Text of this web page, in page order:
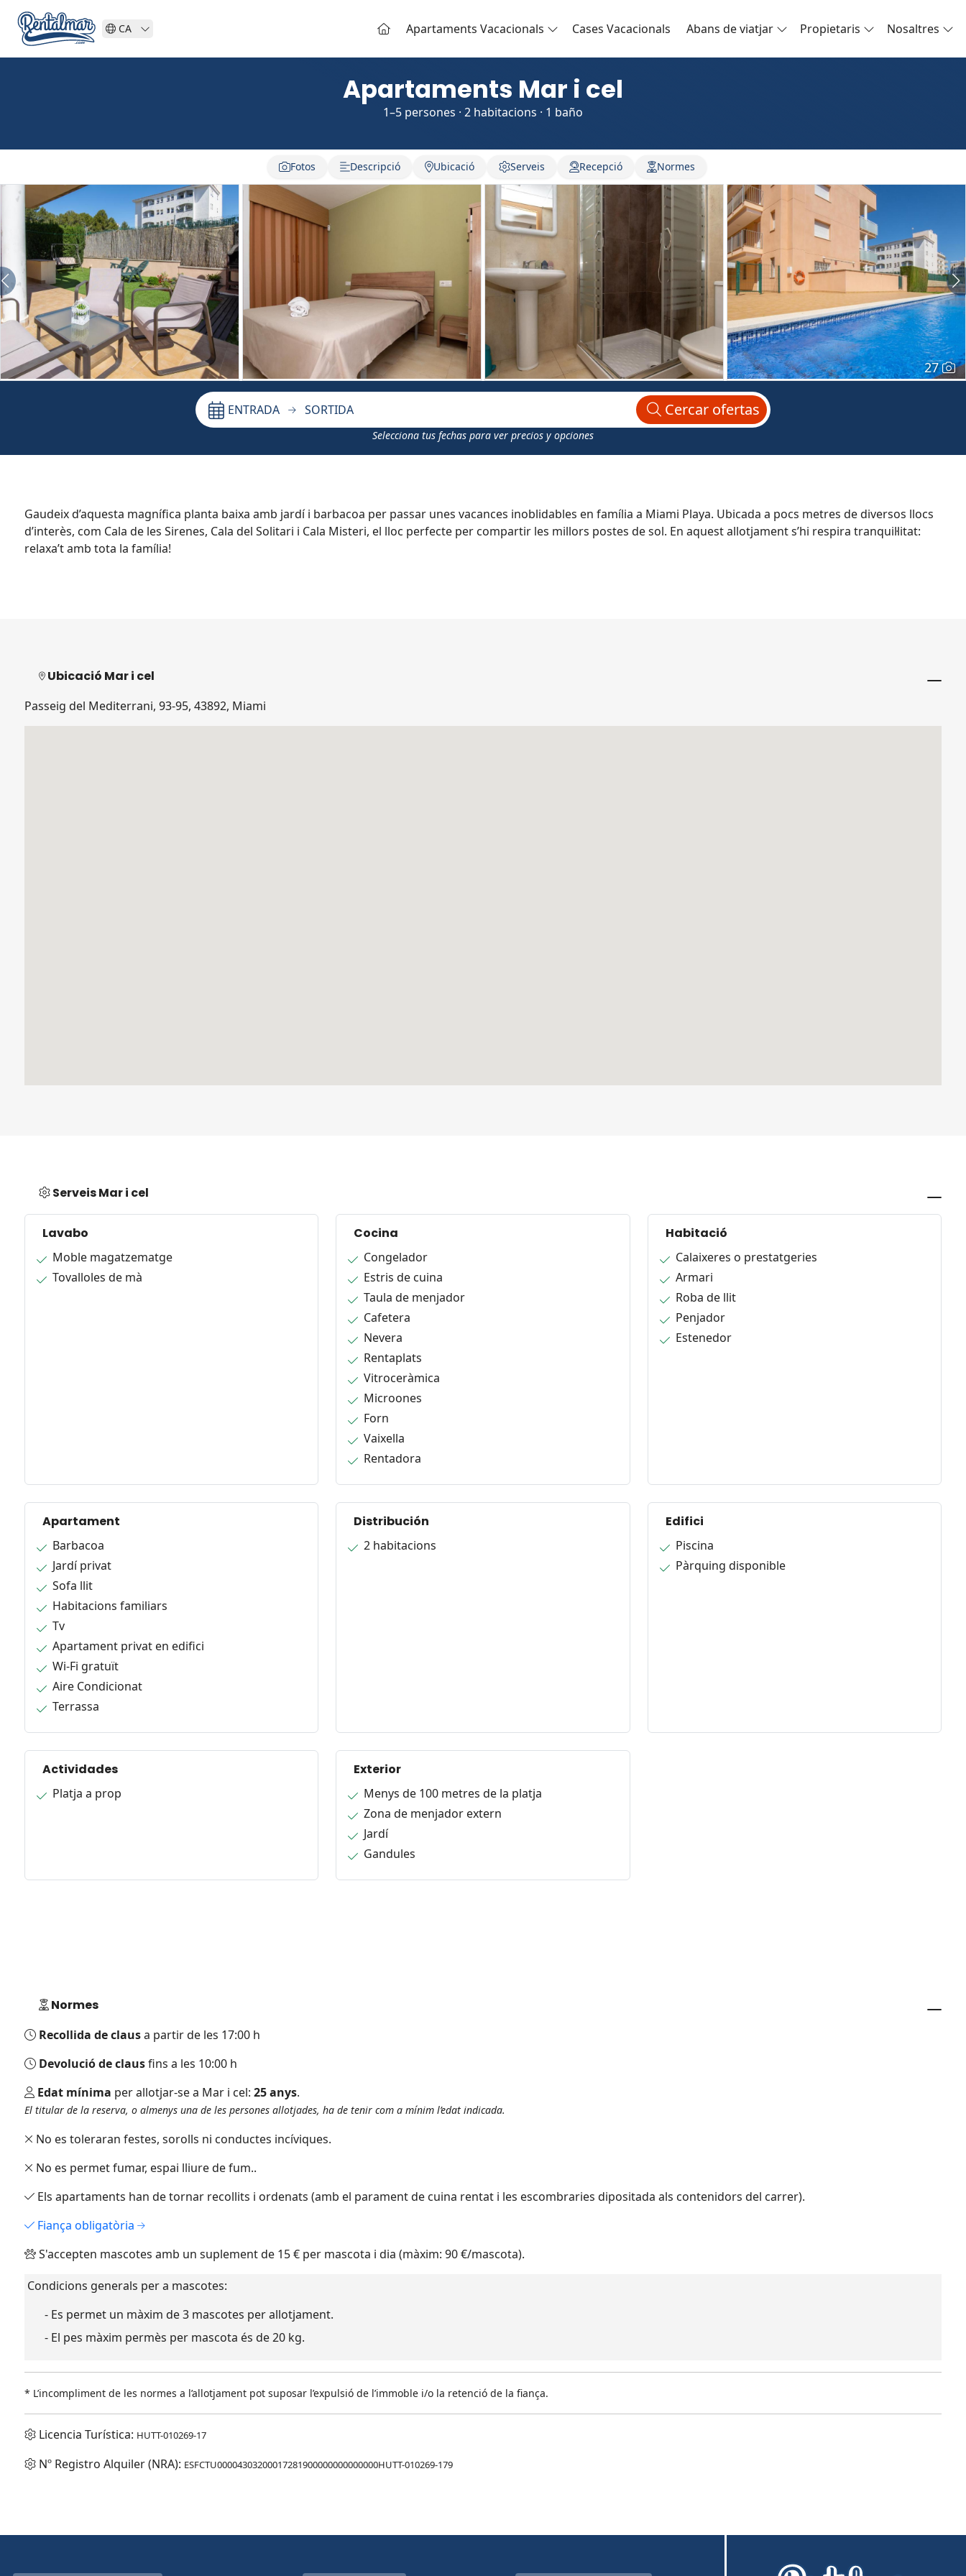
CA Apartaments Vacacionals Cases Vacacionals Abans de viatjar Propietaris Nosaltres
Apartaments Mar i cel
1–5 persones · 2 habitacions · 1 baño
Fotos Descripció Ubicació Serveis Recepció Normes
27
ENTRADA SORTIDA Cercar ofertas
Selecciona tus fechas para ver precios y opciones
Gaudeix d’aquesta magnífica planta baixa amb jardí i barbacoa per passar unes vacances inoblidables en família a Miami Playa. Ubicada a pocs metres de diversos llocs
d’interès, com Cala de les Sirenes, Cala del Solitari i Cala Misteri, el lloc perfecte per compartir les millors postes de sol. En aquest allotjament s’hi respira tranquil·litat:
relaxa’t amb tota la família!
Ubicació Mar i cel
Passeig del Mediterrani, 93-95, 43892, Miami
Serveis Mar i cel
Lavabo
Moble magatzematge
Tovalloles de mà
Cocina
Congelador
Estris de cuina
Taula de menjador
Cafetera
Nevera
Rentaplats
Vitroceràmica
Microones
Forn
Vaixella
Rentadora
Habitació
Calaixeres o prestatgeries
Armari
Roba de llit
Penjador
Estenedor
Apartament
Barbacoa
Jardí privat
Sofa llit
Habitacions familiars
Tv
Apartament privat en edifici
Wi-Fi gratuït
Aire Condicionat
Terrassa
Distribución
2 habitacions
Edifici
Piscina
Pàrquing disponible
Actividades
Platja a prop
Exterior
Menys de 100 metres de la platja
Zona de menjador extern
Jardí
Gandules
Normes
Recollida de clausa partir de les 17:00 h
Devolució de clausfins a les 10:00 h
Edat mínima per allotjar-se a Mar i cel: 25 anys.
El titular de la reserva, o almenys una de les persones allotjades, ha de tenir com a mínim l’edat indicada.
No es toleraran festes, sorolls ni conductes incíviques.
No es permet fumar, espai lliure de fum..
Els apartaments han de tornar recollits i ordenats (amb el parament de cuina rentat i les escombraries dipositada als contenidors del carrer).
Fiança obligatòria
S'accepten mascotes amb un suplement de 15 € per mascota i dia (màxim: 90 €/mascota).
Condicions generals per a mascotes:
- Es permet un màxim de 3 mascotes per allotjament.
- El pes màxim permès per mascota és de 20 kg.
* L’incompliment de les normes a l’allotjament pot suposar l’expulsió de l’immoble i/o la retenció de la fiança.
Licencia Turística: HUTT-010269-17
Nº Registro Alquiler (NRA): ESFCTU00004303200017281900000000000000HUTT-010269-179